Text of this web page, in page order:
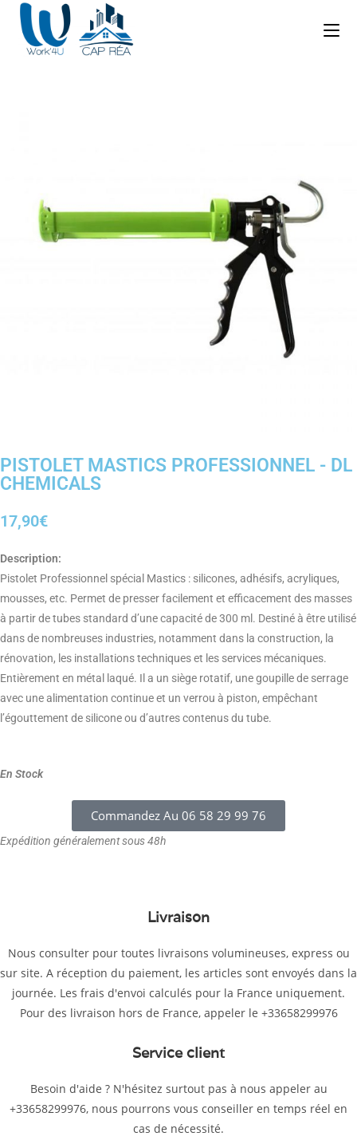
PISTOLET MASTICS PROFESSIONNEL - DL
CHEMICALS
17,90€
Description:
Pistolet Professionnel spécial Mastics : silicones, adhésifs, acryliques,
mousses, etc. Permet de presser facilement et efficacement des masses
à partir de tubes standard d’une capacité de 300 ml. Destiné à être utilisé
dans de nombreuses industries, notamment dans la construction, la
rénovation, les installations techniques et les services mécaniques.
Entièrement en métal laqué. Il a un siège rotatif, une goupille de serrage
avec une alimentation continue et un verrou à piston, empêchant
l’égouttement de silicone ou d’autres contenus du tube.
En Stock
Commandez Au 06 58 29 99 76
Expédition généralement sous 48h
Livraison
Nous consulter pour toutes livraisons volumineuses, express ou
sur site. A réception du paiement, les articles sont envoyés dans la
journée. Les frais d'envoi calculés pour la France uniquement.
Pour des livraison hors de France, appeler le +33658299976
Service client
Besoin d'aide ? N'hésitez surtout pas à nous appeler au
+33658299976, nous pourrons vous conseiller en temps réel en
cas de nécessité.